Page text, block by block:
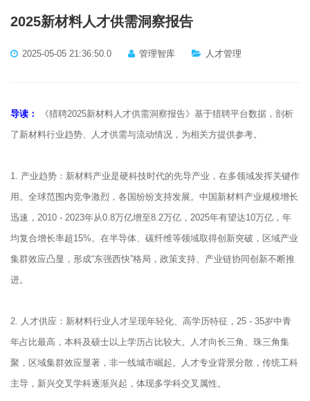
2025新材料人才供需洞察报告
2025-05-05 21:36:50.0 管理智库 人才管理
导读：
《猎聘2025新材料人才供需洞察报告》基于猎聘平台数据，剖析
了新材料行业趋势、人才供需与流动情况，为相关方提供参考。
1. 产业趋势：新材料产业是硬科技时代的先导产业，在多领域发挥关键作
用。全球范围内竞争激烈，各国纷纷支持发展。中国新材料产业规模增长
迅速，2010 - 2023年从0.8万亿增至8.2万亿，2025年有望达10万亿，年
均复合增长率超15%。在半导体、碳纤维等领域取得创新突破，区域产业
集群效应凸显，形成“东强西快”格局，政策支持、产业链协同创新不断推
进。
2. 人才供应：新材料行业人才呈现年轻化、高学历特征，25 - 35岁中青
年占比最高，本科及硕士以上学历占比较大。人才向长三角、珠三角集
聚，区域集群效应显著，非一线城市崛起。人才专业背景分散，传统工科
主导，新兴交叉学科逐渐兴起，体现多学科交叉属性。